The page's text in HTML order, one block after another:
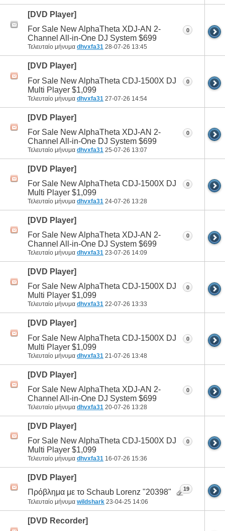
[DVD Player]
For Sale New AlphaTheta XDJ-AN 2-
Channel All-in-One DJ System $699
Τελευταίο μήνυμα dhvxfa31 28-07-26 13:45
0
[DVD Player]
For Sale New AlphaTheta CDJ-1500X DJ
Multi Player $1,099
Τελευταίο μήνυμα dhvxfa31 27-07-26 14:54
0
[DVD Player]
For Sale New AlphaTheta XDJ-AN 2-
Channel All-in-One DJ System $699
Τελευταίο μήνυμα dhvxfa31 25-07-26 13:07
0
[DVD Player]
For Sale New AlphaTheta CDJ-1500X DJ
Multi Player $1,099
Τελευταίο μήνυμα dhvxfa31 24-07-26 13:28
0
[DVD Player]
For Sale New AlphaTheta XDJ-AN 2-
Channel All-in-One DJ System $699
Τελευταίο μήνυμα dhvxfa31 23-07-26 14:09
0
[DVD Player]
For Sale New AlphaTheta CDJ-1500X DJ
Multi Player $1,099
Τελευταίο μήνυμα dhvxfa31 22-07-26 13:33
0
[DVD Player]
For Sale New AlphaTheta CDJ-1500X DJ
Multi Player $1,099
Τελευταίο μήνυμα dhvxfa31 21-07-26 13:48
0
[DVD Player]
For Sale New AlphaTheta XDJ-AN 2-
Channel All-in-One DJ System $699
Τελευταίο μήνυμα dhvxfa31 20-07-26 13:28
0
[DVD Player]
For Sale New AlphaTheta CDJ-1500X DJ
Multi Player $1,099
Τελευταίο μήνυμα dhvxfa31 16-07-26 15:36
0
[DVD Player]
Πρόβλημα με το Schaub Lorenz "20398"
Τελευταίο μήνυμα wildshark 23-04-25 14:06
19
[DVD Recorder]